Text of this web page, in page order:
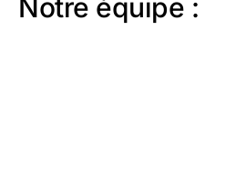
Notre équipe :